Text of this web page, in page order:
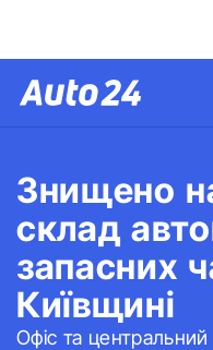
Знищено
склад
запасних
Київщині
Офіс та